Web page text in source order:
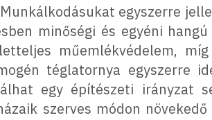
egyszerre
minőségi és egyéni
műemlékvédelem,
téglatornya egyszerre
egy építészeti irányzat
szerves módon